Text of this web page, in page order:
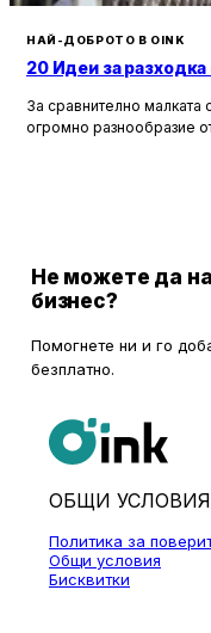
НАЙ-ДОБРОТО В OINK
20 Идеи за
За сравнително малката
огромно разнообразие
Не можете да
бизнес?
Помогнете ни и го
безплатно.
ОБЩИ УСЛОВИЯ
Политика за
Общи условия
Бисквитки